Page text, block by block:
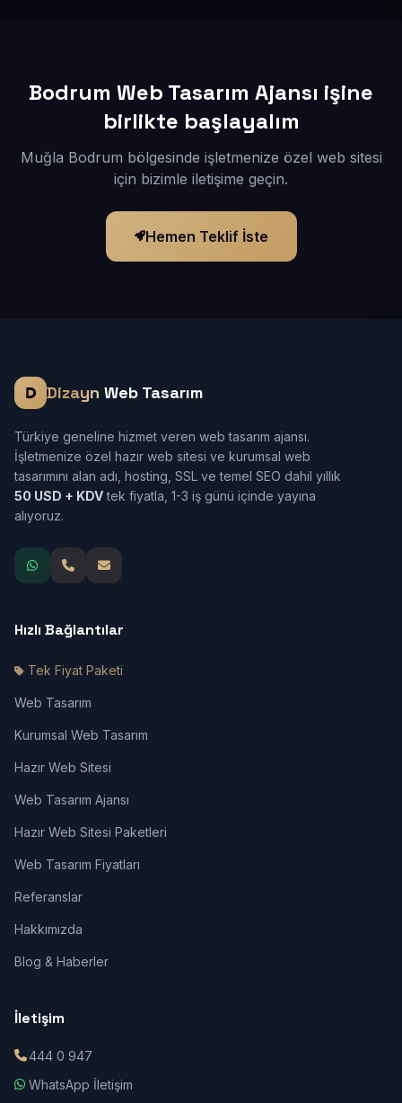
Bodrum Web Tasarım Ajansı işine
birlikte başlayalım
Muğla Bodrum bölgesinde işletmenize özel web sitesi
için bizimle iletişime geçin.
Hemen Teklif İste
Dizayn Web Tasarım
Türkiye geneline hizmet veren web tasarım ajansı.
İşletmenize özel hazır web sitesi ve kurumsal web
tasarımını alan adı, hosting, SSL ve temel SEO dahil yıllık
50 USD + KDVtek fiyatla, 1-3 iş günü içinde yayına
alıyoruz.
Hızlı Bağlantılar
Tek Fiyat Paketi
Web Tasarım
Kurumsal Web Tasarım
Hazır Web Sitesi
Web Tasarım Ajansı
Hazır Web Sitesi Paketleri
Web Tasarım Fiyatları
Referanslar
Hakkımızda
Blog & Haberler
İletişim
444 0 947
WhatsApp İletişim